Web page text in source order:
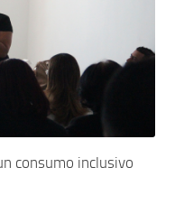
consumo inclusivo